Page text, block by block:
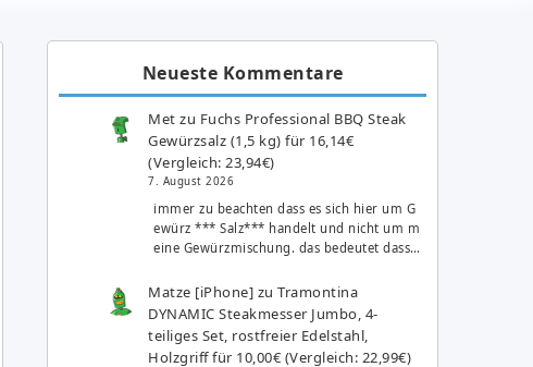
Neueste Kommentare
Met zu Fuchs Professional BBQ Steak
Gewürzsalz (1,5 kg) für 16,14€
(Vergleich: 23,94€)
7. August 2026
immer zu beachten dass es sich hier um G
ewürz *** Salz*** handelt und nicht um m
eine Gewürzmischung. das bedeutet dass…
Matze [iPhone] zuTramontina
DYNAMIC Steakmesser Jumbo, 4-
teiliges Set, rostfreier Edelstahl,
Holzgriff für 10,00€ (Vergleich: 22,99€)